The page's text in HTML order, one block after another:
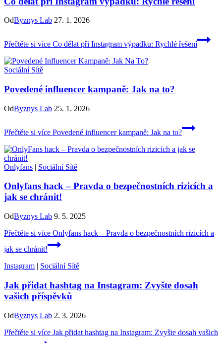
OdByznys Lab 27. 1. 2026
Přečtěte si více Co dělat při Instagram výpadku: Rychlé řešení
Sociální Sítě
Povedené influencer kampaně: Jak na to?
OdByznys Lab 25. 1. 2026
Přečtěte si více Povedené influencer kampaně: Jak na to?
Onlyfans | Sociální Sítě
Onlyfans hack – Pravda o bezpečnostních rizicích a
jak se chránit!
OdByznys Lab 9. 5. 2025
Přečtěte si více Onlyfans hack – Pravda o bezpečnostních rizicích a
jak se chránit!
Instagram | Sociální Sítě
Jak přidat hashtag na Instagram: Zvyšte dosah
vašich příspěvků
OdByznys Lab 2. 3. 2026
Přečtěte si více Jak přidat hashtag na Instagram: Zvyšte dosah vašich